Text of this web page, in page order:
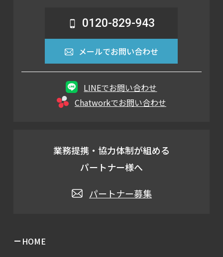
0120-829-943
メールでお問い合わせ
LINEでお問い合わせ
Chatworkでお問い合わせ
業務提携・協力体制が組める
パートナー様へ
パートナー募集
HOME